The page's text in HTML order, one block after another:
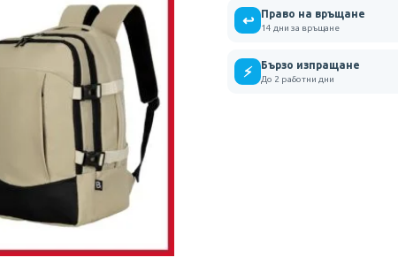
↩ Право на връщане
14 дни за връщане
⚡ Бързо изпращане
До 2 работни дни